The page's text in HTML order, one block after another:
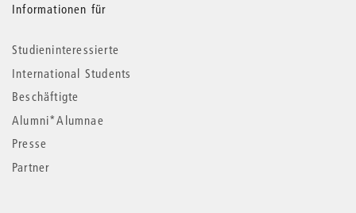
Informationen für
Studieninteressierte
International Students
Beschäftigte
Alumni*Alumnae
Presse
Partner